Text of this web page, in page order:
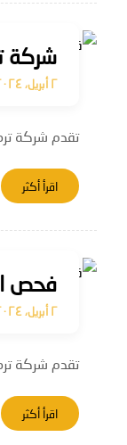
شركة
٢ أبريل، ٢٠٢٤
تقدم شركة
اقرأ أكثر
فحص
٢ أبريل، ٢٠٢٤
تقدم شركة
اقرأ أكثر